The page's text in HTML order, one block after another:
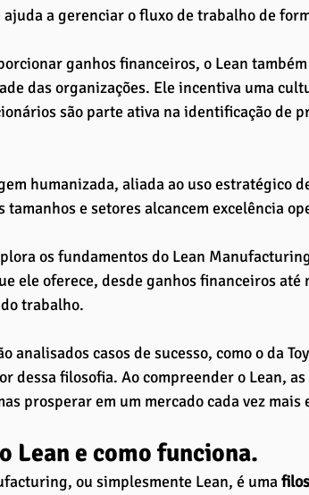
a gerenciar o fluxo de trabalho de
ganhos financeiros, o Lean
das organizações. Ele incentiva uma
são parte ativa na identificação de
humanizada, aliada ao uso estratégico
tamanhos e setores alcancem excelência
os fundamentos do Lean
ele oferece, desde ganhos financeiros
trabalho.
analisados casos de sucesso, como o da
dessa filosofia. Ao compreender o Lean,
prosperar em um mercado cada vez mais
Lean e como funciona.
ou simplesmente Lean, é uma